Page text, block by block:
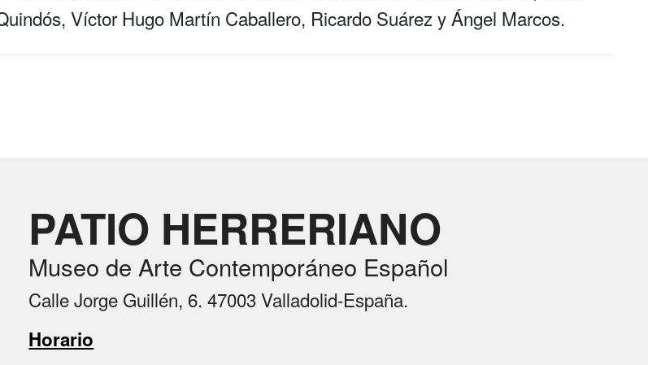
Víctor Hugo Martín Caballero, Ricardo Suárez y Ángel Marcos.
PATIO HERRERIANO
Museo de Arte Contemporáneo Español
Calle Jorge Guillén, 6. 47003 Valladolid-España.
Horario